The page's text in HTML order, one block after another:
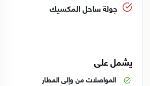
جولة ساحل المكسيك
يشمل على
المواصلات من وإلى المطار